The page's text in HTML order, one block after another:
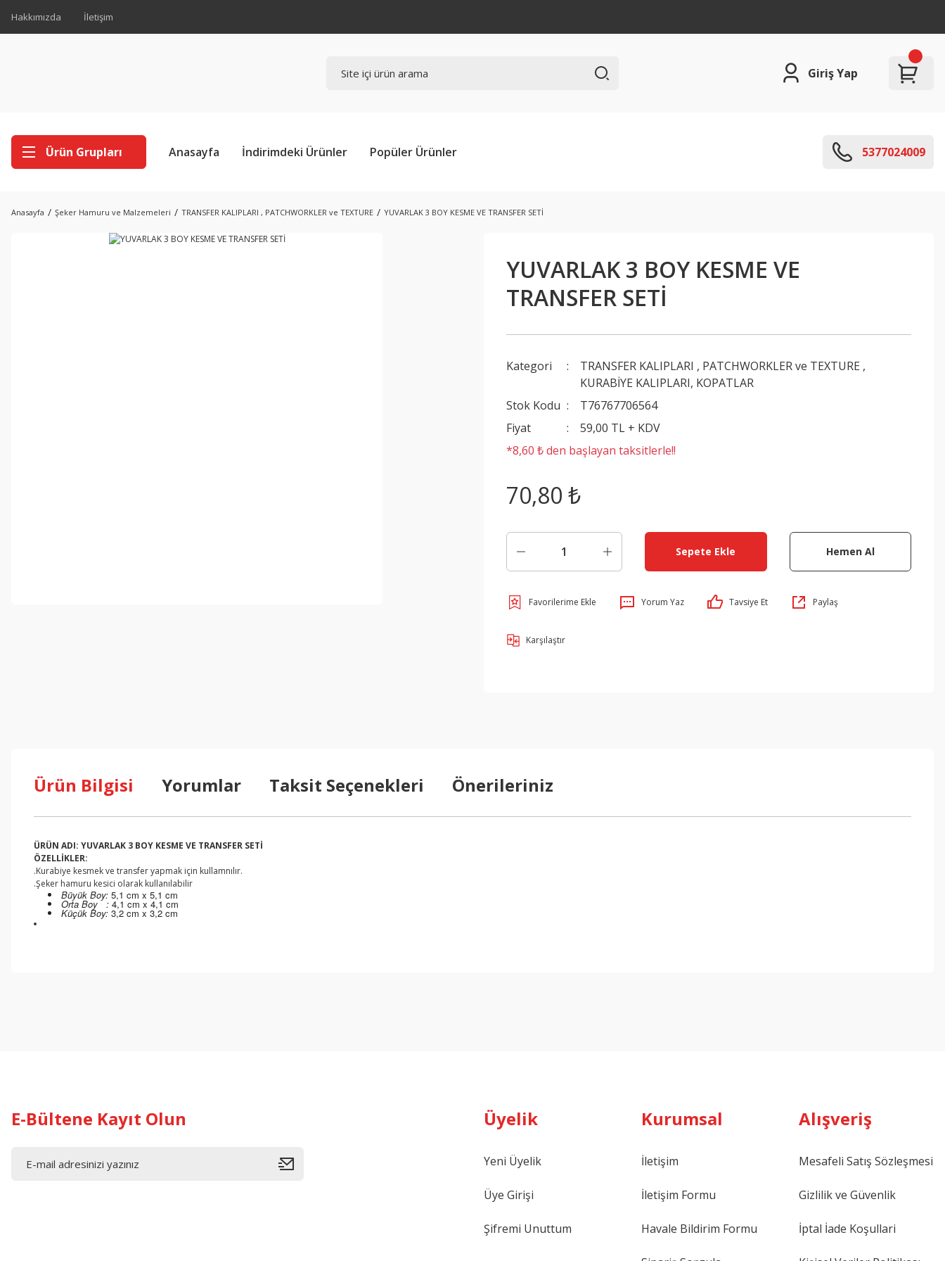
Hakkımızda İletişim
Giriş Yap
Ürün Grupları Anasayfa İndirimdeki Ürünler Popüler Ürünler 5377024009
Anasayfa Şeker Hamuru ve Malzemeleri TRANSFER KALIPLARI , PATCHWORKLER ve TEXTURE YUVARLAK 3 BOY KESME VE TRANSFER SETİ
YUVARLAK 3 BOY KESME VE
TRANSFER SETİ
Kategori TRANSFER KALIPLARI , PATCHWORKLER ve TEXTURE ,
KURABİYE KALIPLARI, KOPATLAR
Stok Kodu
T76767706564
Fiyat
59,00 TL + KDV
*8,60 ₺ den başlayan taksitlerle!!
70,80 ₺
Sepete Ekle Hemen Al
Yorum Yaz Tavsiye Et Paylaş
Karşılaştır
Ürün Bilgisi Yorumlar Taksit Seçenekleri Önerileriniz
ÜRÜN ADI: YUVARLAK 3 BOY KESME VE TRANSFER SETİ
ÖZELLİKLER:
.Kurabiye kesmek ve transfer yapmak için kullamnılır.
.Şeker hamuru kesici olarak kullanılabilir
Büyük Boy: 5,1 cm x 5,1 cm
Orta Boy : 4,1 cm x 4,1 cm
Küçük Boy: 3,2 cm x 3,2 cm
E-Bültene Kayıt Olun Üyelik
Yeni Üyelik
Üye Girişi
Şifremi Unuttum
Kurumsal
İletişim
İletişim Formu
Havale Bildirim Formu
Alışveriş
Mesafeli Satış Sözleşmesi
Gizlilik ve Güvenlik
İptal İade Koşullari